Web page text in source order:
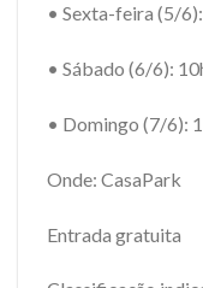
• Sexta-feira (5/
• Sábado (6/6):
• Domingo (7/6):
Onde: CasaPark
Entrada gratuita